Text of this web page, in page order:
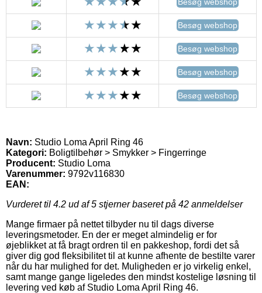
Besøg webshop
Besøg webshop
Besøg webshop
Besøg webshop
Navn: Studio Loma April Ring 46
Kategori: Boligtilbehør > Smykker > Fingerringe
Producent: Studio Loma
Varenummer: 9792v116830
EAN:
Vurderet til 4.2 ud af 5 stjerner baseret på 42 anmeldelser
Mange firmaer på nettet tilbyder nu til dags diverse
leveringsmetoder. En der er meget almindelig er for
øjeblikket at få bragt ordren til en pakkeshop, fordi det så
giver dig god fleksibilitet til at kunne afhente de bestilte varer
når du har mulighed for det. Muligheden er jo virkelig enkel,
samt mange gange ligeledes den mindst kostelige løsning til
levering ved køb af Studio Loma April Ring 46.